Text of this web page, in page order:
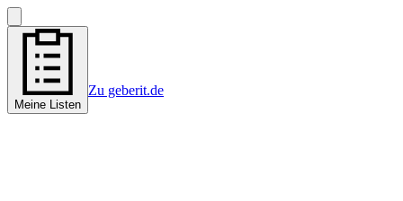
Meine Listen
Zu geberit.de